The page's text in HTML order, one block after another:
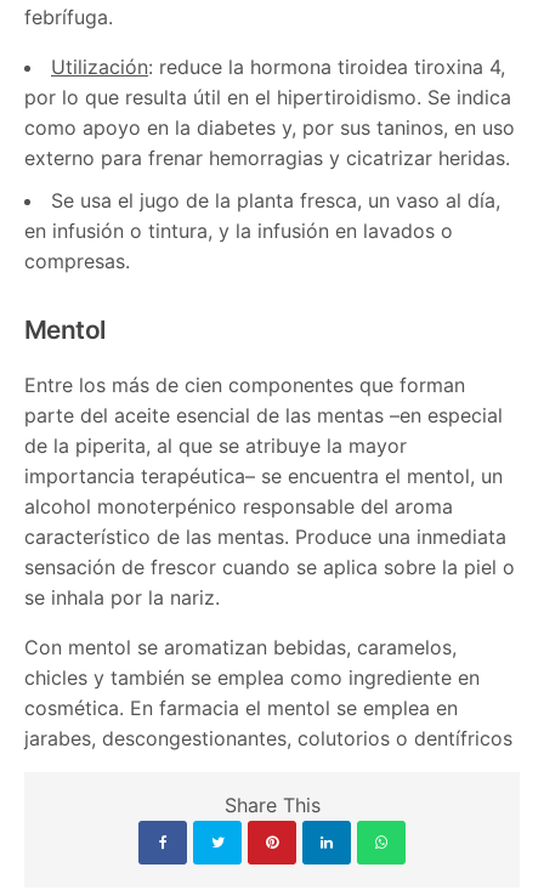
febrífuga.
Utilización: reduce la hormona tiroidea tiroxina 4,
por lo que resulta útil en el hipertiroidismo. Se indica
como apoyo en la diabetes y, por sus taninos, en uso
externo para frenar hemorragias y cicatrizar heridas.
Se usa el jugo de la planta fresca, un vaso al día,
en infusión o tintura, y la infusión en lavados o
compresas.
Mentol
Entre los más de cien componentes que forman
parte del aceite esencial de las mentas –en especial
de la piperita, al que se atribuye la mayor
importancia terapéutica– se encuentra el mentol, un
alcohol monoterpénico responsable del aroma
característico de las mentas. Produce una inmediata
sensación de frescor cuando se aplica sobre la piel o
se inhala por la nariz.
Con mentol se aromatizan bebidas, caramelos,
chicles y también se emplea como ingrediente en
cosmética. En farmacia el mentol se emplea en
jarabes, descongestionantes, colutorios o dentífricos
Share This